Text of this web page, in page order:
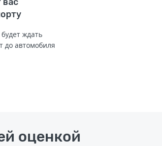
ждать
до автомобиля
оценкой